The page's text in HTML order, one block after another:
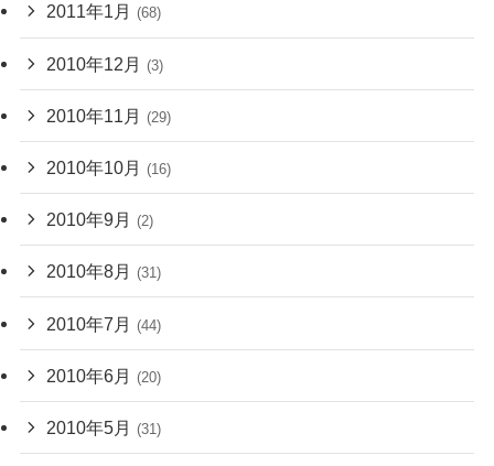
2011年1月 (68)
2010年12月 (3)
2010年11月 (29)
2010年10月 (16)
2010年9月 (2)
2010年8月 (31)
2010年7月 (44)
2010年6月 (20)
2010年5月 (31)